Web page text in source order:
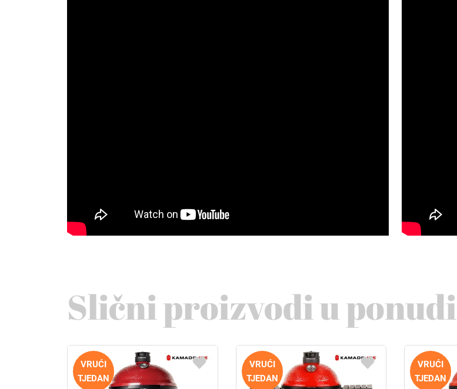
Slični proizvodi u ponudi
VRUĆI
TJEDAN
VRUĆI
TJEDAN
VRUĆI
TJEDAN